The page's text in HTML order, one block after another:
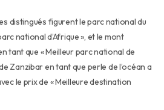
distingués figurent le parc national du
national d’Afrique », et le mont
tant que « Meilleur parc national de
Zanzibar en tant que perle de l’océan a
le prix de « Meilleure destination